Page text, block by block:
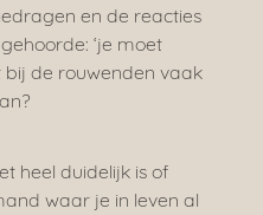
en de reacties
‘je moet
de rouwenden vaak
heel duidelijk is of
waar je in leven al